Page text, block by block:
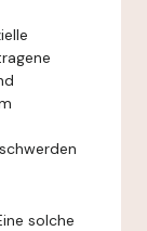
solche